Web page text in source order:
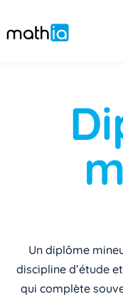
Un diplôme
discipline d’étude
qui complète